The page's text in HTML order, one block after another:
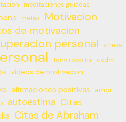
meditaciones guiadas
metas Motivacion
de motivacion
personal stress
tony robbins
ucdm
videos de motivacion
afirmaciones positivas
amor
autoestima Citas
Citas de Abraham